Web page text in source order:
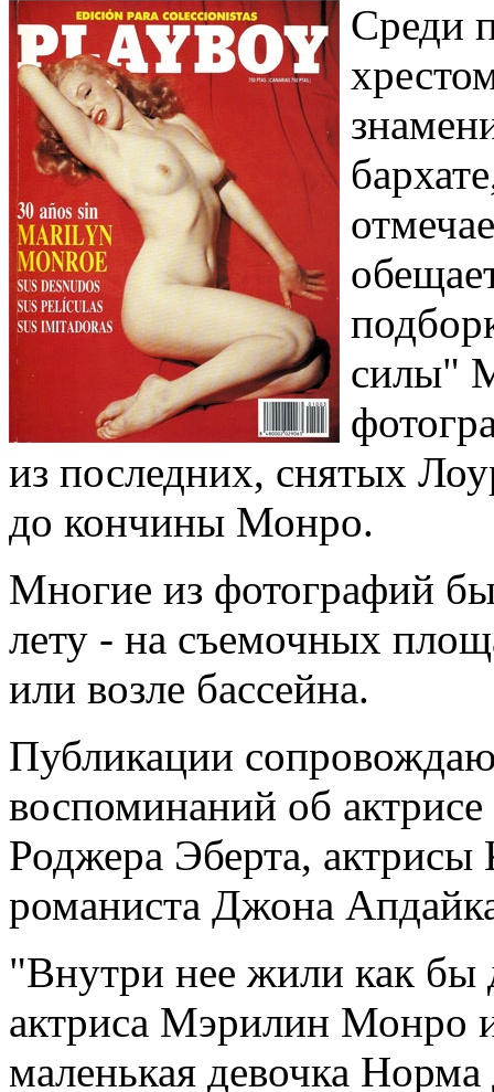
Среди
силы"
из последних, снятых
до кончины Монро.
Многие из фотографий
лету - на съемочных
или возле бассейна.
Публикации
воспоминаний об
Роджера Эберта,
романиста Джона
"Внутри нее жили как бы
актриса Мэрилин Монро
маленькая девочка